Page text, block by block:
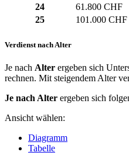
24
61.800 CHF
25
101.000 CHF
Verdienst nach Alter
Je nach Alter ergeben sich
rechnen. Mit steigendem Alter
Je nach Alter ergeben sich
Ansicht wählen:
Diagramm
Tabelle